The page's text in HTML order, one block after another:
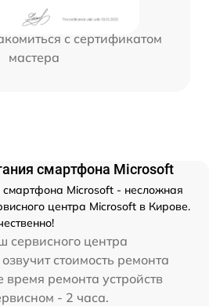
с сертификатом
мастера
смартфона Microsoft
смартфона Microsoft - несложная
центра Microsoft в Кирове.
сервисного центра
стоимость ремонта
ремонта устройств
- 2 часа.